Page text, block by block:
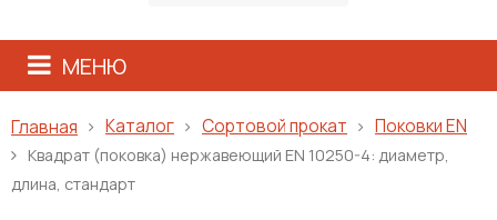
МЕНЮ
Главная Каталог Сортовой прокат Поковки EN
Квадрат (поковка) нержавеющий ЕN 10250-4: диаметр,
длина, стандарт